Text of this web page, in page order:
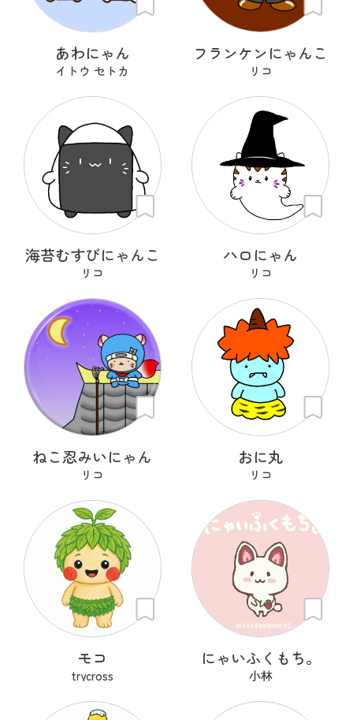
あわにゃん
イトウ セトカ
フランケンにゃんこ
リコ
海苔むすびにゃんこ
リコ
ハロにゃん
リコ
ねこ忍みいにゃん
リコ
おに丸
リコ
モコ
trycross
にゃいふくもち。
小林